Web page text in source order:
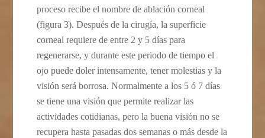
proceso recibe el nombre de ablación corneal
(figura 3). Después de la cirugía, la superficie
corneal requiere de entre 2 y 5 días para
regenerarse, y durante este periodo de tiempo el
ojo puede doler intensamente, tener molestias y la
visión será borrosa. Normalmente a los 5 ó 7 días
se tiene una visión que permite realizar las
actividades cotidianas, pero la buena visión no se
recupera hasta pasadas dos semanas o más desde la